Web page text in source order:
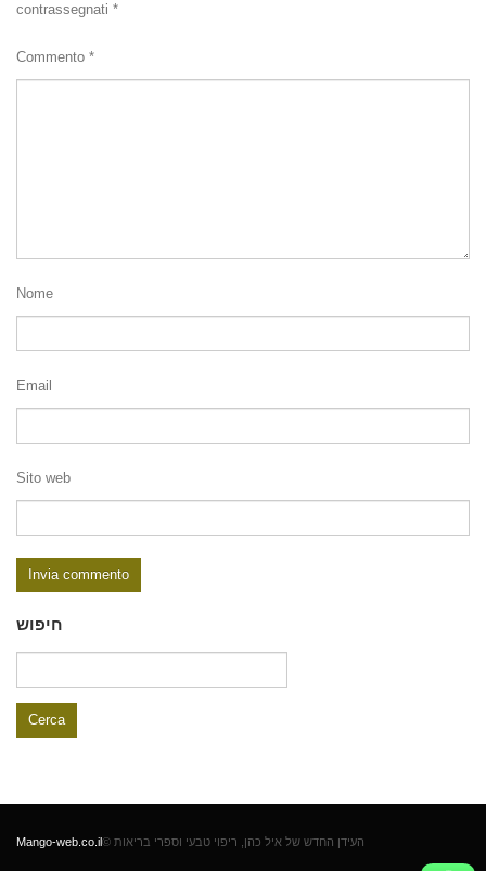
contrassegnati *
Commento *
Nome
Email
Sito web
חיפוש
per:
© העידן החדש של איל כהן, ריפוי טבעי וספרי בריאות Mango-web.co.il